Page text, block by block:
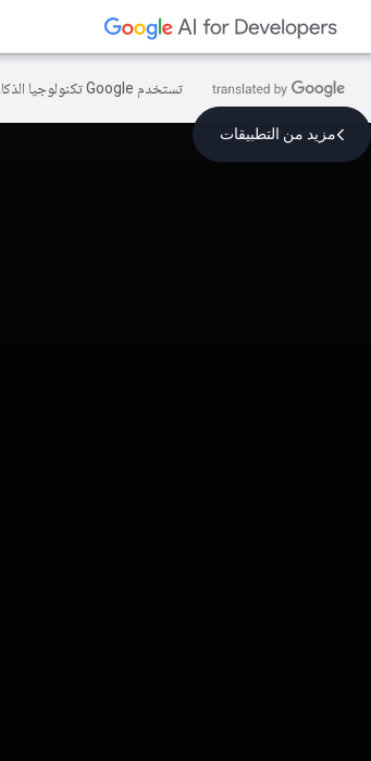
تستخدم Google تكنولوجيا الذكاء الاصطناعي لترجمة المحتوى إلى لغتك المفضّلة، وقد تتضمّن بعض الأخطاء.
مزيد من التطبيقات